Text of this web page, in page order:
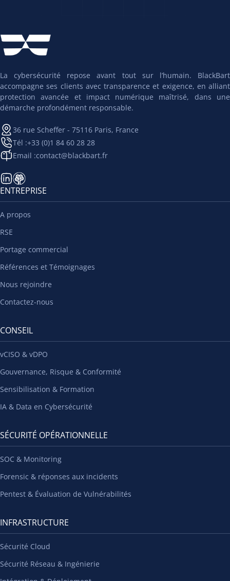
La cybersécurité repose avant tout sur l’humain. BlackBart
accompagne ses clients avec transparence et exigence, en alliant
protection avancée et impact numérique maîtrisé, dans une
démarche profondément responsable.
36 rue Scheffer - 75116 Paris, France
Tél :+33 (0)1 84 60 28 28
Email :contact@blackbart.fr
ENTREPRISE
A propos
RSE
Portage commercial
Références et Témoignages
Nous rejoindre
Contactez-nous
CONSEIL
vCISO & vDPO
Gouvernance, Risque & Conformité
Sensibilisation & Formation
IA & Data en Cybersécurité
SÉCURITÉ OPÉRATIONNELLE
SOC & Monitoring
Forensic & réponses aux incidents
Pentest & Évaluation de Vulnérabilités
INFRASTRUCTURE
Sécurité Cloud
Sécurité Réseau & Ingénierie